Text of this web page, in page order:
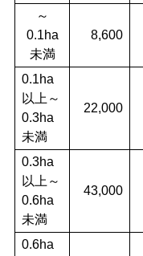
～
0.1ha
未満
8,600
0.1ha
以上～
0.3ha
未満
22,000
0.3ha
以上～
0.6ha
未満
43,000
0.6ha